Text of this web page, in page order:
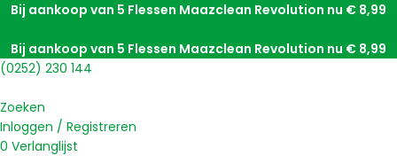
Bij aankoop van 5 Flessen Maazclean Revolution nu € 8,99
Bij aankoop van 5 Flessen Maazclean Revolution nu € 8,99
(0252) 230 144
Zoeken
Inloggen / Registreren
0 Verlanglijst